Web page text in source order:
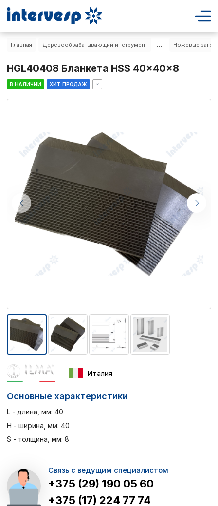
Главная Деревообрабатывающий инструмент ... Ножевые
HGL40408 Бланкета HSS 40x40x8
В НАЛИЧИИ ХИТ ПРОДАЖ
Италия
Основные характеристики
L - длина, мм: 40
H - ширина, мм: 40
S - толщина, мм: 8
Связь с ведущим специалистом
+375 (29) 190 05 60
+375 (17) 224 77 74